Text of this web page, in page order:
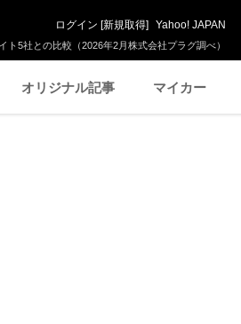
5社との比較（2026年2月株式会社プラグ調べ）
ログイン [新規取得] Yahoo! JAPAN
オリジナル記事 マイカー